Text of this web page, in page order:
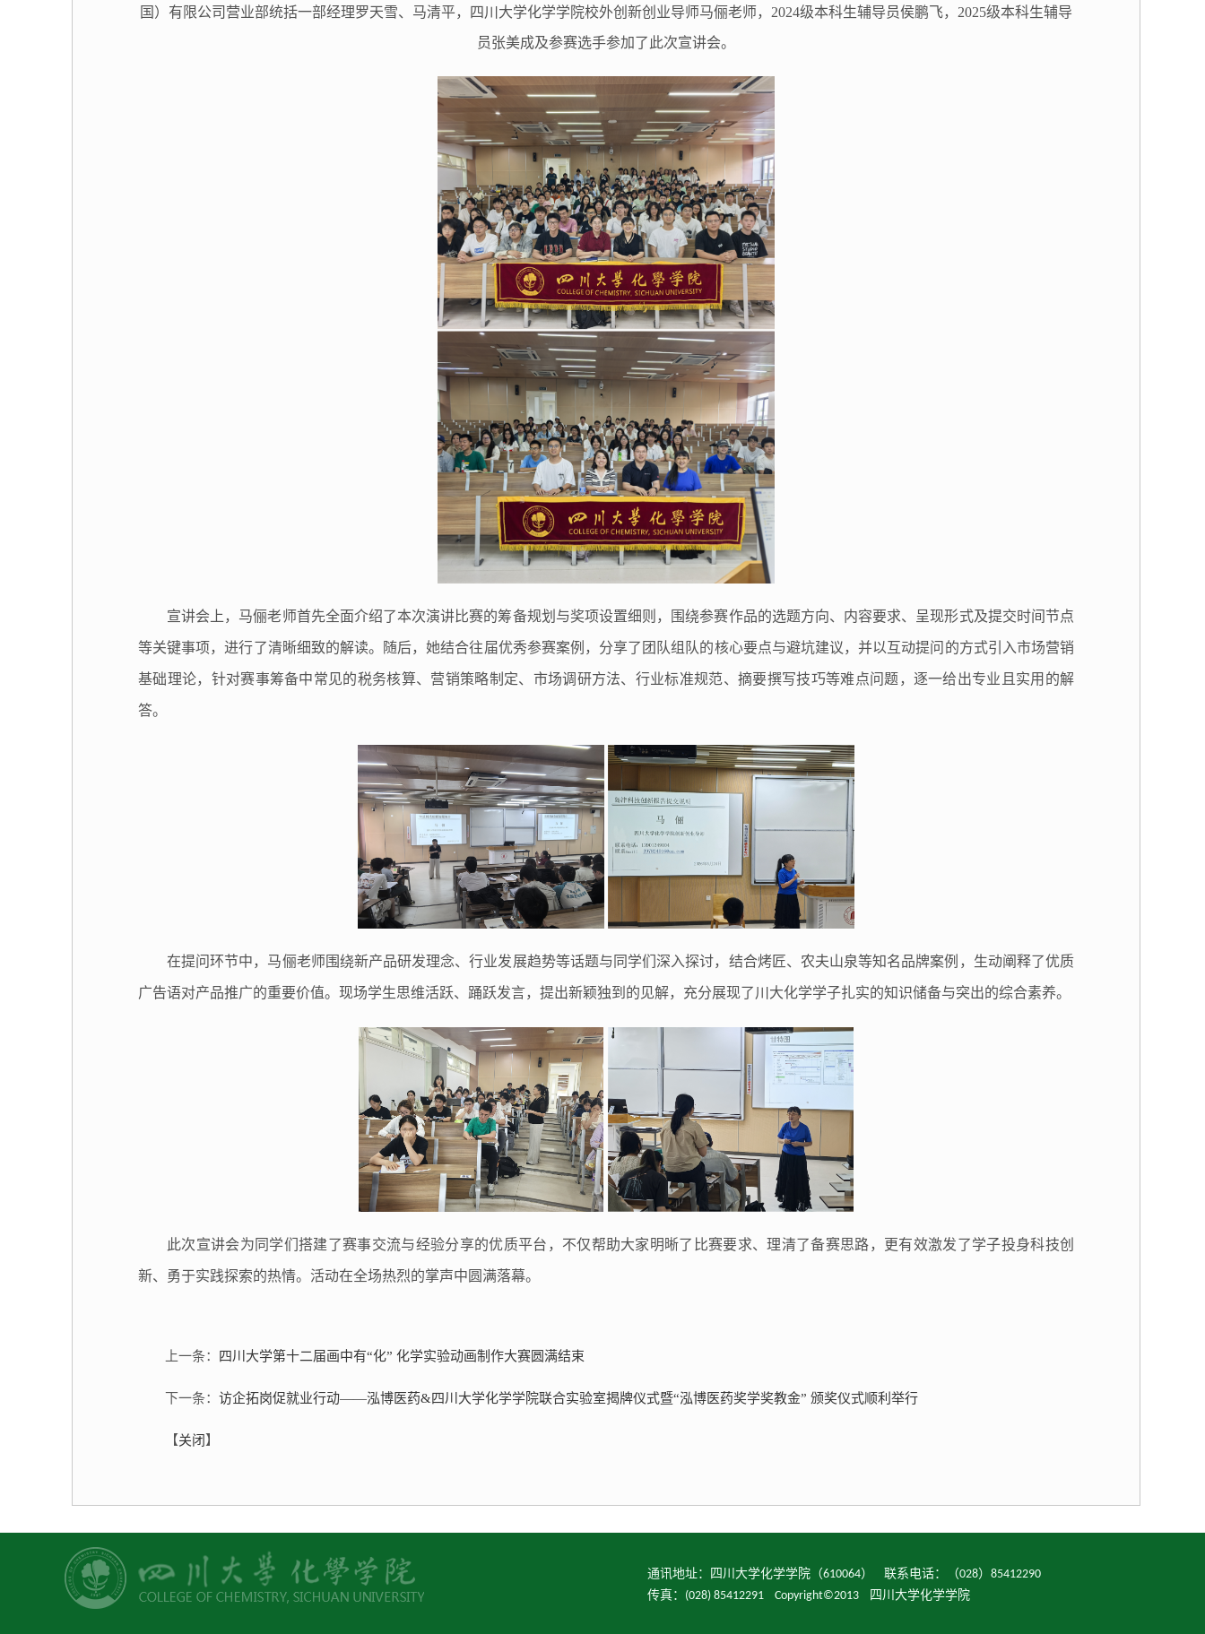
国）有限公司营业部统括一部经理罗天雪、马清平，
四川大学化学学院校外创新创业导师马俪老师，2024级本科生辅导员侯鹏飞，2025级本科生辅导
员张美成及参赛选手参加了此次宣讲会。
宣讲会上，马俪老师首先全面介绍了本次演讲比赛的筹备规划与奖项设置细则，围绕参赛作品的选题方向、内容要求、呈现形式及提交时间节点
等关键事项，进行了清晰细致的解读。随后，她结合往届优秀参赛案例，分享了团队组队的核心要点与避坑建议，并以互动提问的方式引入市场营销
基础理论，针对赛事筹备中常见的税务核算、营销策略制定、市场调研方法、行业标准规范、摘要撰写技巧等难点问题，逐一给出专业且实用的解
答。
在提问环节中， 马俪老师围绕新产品研发理念、行业发展趋势等话题与同学们深入探讨，结合烤匠、农夫山泉等知名品牌案例，生动阐释了优质
广告语对产品推广的重要价值。现场学生思维活跃、踊跃发言，提出新颖独到的见解，充分展现了川大化学学子扎实的知识储备与突出的综合素养。
此次宣讲会为同学们搭建了赛事交流与经验分享的优质平台，不仅帮助大家明晰了比赛要求、理清了备赛思路，更有效激发了学子投身科技创
新、勇于实践探索的热情。活动在全场热烈的掌声中圆满落幕。
上一条： 四川大学第十二届画中有“化” 化学实验动画制作大赛圆满结束
下一条： 访企拓岗促就业行动——泓博医药&四川大学化学学院联合实验室揭牌仪式暨“泓博医药奖学奖教金” 颁奖仪式顺利举行
【关闭 】
通讯地址：四川大学化学学院（610064） 联系电话：（028）85412290
传真：(028) 85412291 Copyright©2013 四川大学化学学院